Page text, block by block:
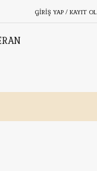
GIRIŞ YAP / KAYIT OL